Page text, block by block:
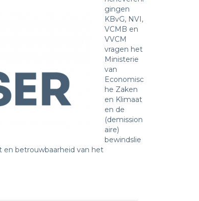
gingen
KBvG, NVI,
VCMB en
VVCM
vragen het
Ministerie
van
Economisc
he Zaken
en Klimaat
en de
(demission
aire)
bewindslie
en betrouwbaarheid van het